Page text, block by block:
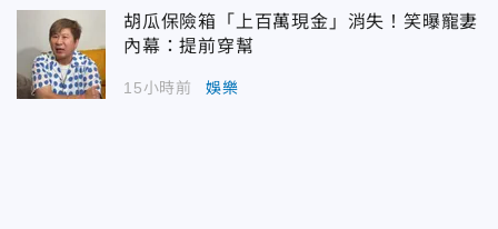
胡瓜保險箱「上百萬現金」消失！笑曝寵妻
內幕：提前穿幫
15小時前 娛樂